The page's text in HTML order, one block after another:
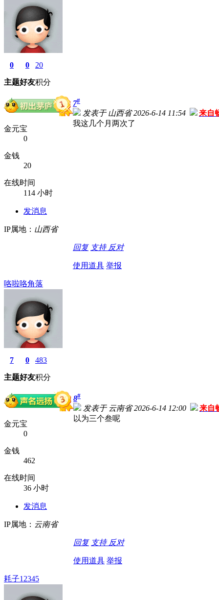
0
主题
0
好友
20
积分
金元宝
0
金钱
20
在线时间
114 小时
发消息
IP属地： 山西省
7#
发表于 山西省 2026-6-14 11:54
来自
我这几个月两次了
回复 支持 反对
使用道具 举报
咯啦咯角落
7
主题
0
好友
483
积分
金元宝
0
金钱
462
在线时间
36 小时
发消息
IP属地： 云南省
8#
发表于 云南省 2026-6-14 12:00
来自
以为三个叁呢
回复 支持 反对
使用道具 举报
耗子12345